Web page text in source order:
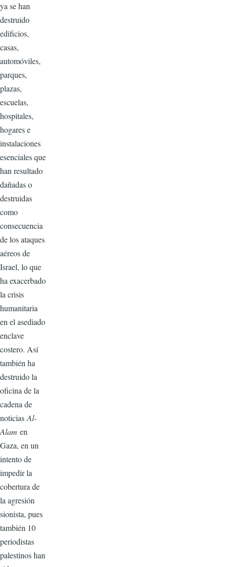
ya se han
destruido
edificios,
casas,
automóviles,
parques,
plazas,
escuelas,
hospitales,
hogares e
instalaciones
esenciales que
han resultado
dañadas o
destruidas
como
consecuencia
de los ataques
aéreos de
Israel, lo que
ha exacerbado
la crisis
humanitaria
en el asediado
enclave
costero. Así
también ha
destruido la
oficina de la
cadena de
noticiasAl-
Alam en
Gaza, en un
intento de
impedir la
cobertura de
la agresión
sionista, pues
también 10
periodistas
palestinos han